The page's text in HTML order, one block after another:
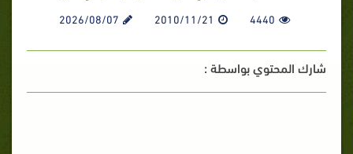
4440
2010/11/21
2026/08/07
شارك المحتوي بواسطة :